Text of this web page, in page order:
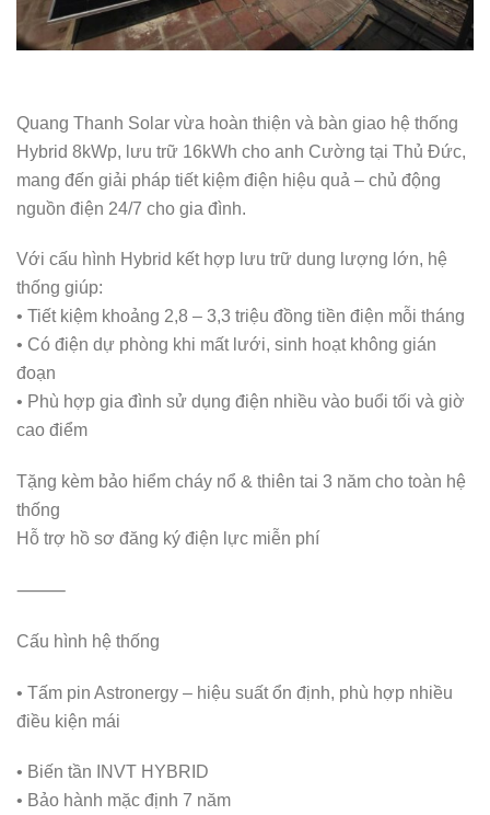
Quang Thanh Solar vừa hoàn thiện và bàn giao hệ thống
Hybrid 8kWp, lưu trữ 16kWh cho anh Cường tại Thủ Đức,
mang đến giải pháp tiết kiệm điện hiệu quả – chủ động
nguồn điện 24/7 cho gia đình.
Với cấu hình Hybrid kết hợp lưu trữ dung lượng lớn, hệ
thống giúp:
• Tiết kiệm khoảng 2,8 – 3,3 triệu đồng tiền điện mỗi tháng
• Có điện dự phòng khi mất lưới, sinh hoạt không gián
đoạn
• Phù hợp gia đình sử dụng điện nhiều vào buổi tối và giờ
cao điểm
Tặng kèm bảo hiểm cháy nổ & thiên tai 3 năm cho toàn hệ
thống
Hỗ trợ hồ sơ đăng ký điện lực miễn phí
⸻
Cấu hình hệ thống
• Tấm pin Astronergy – hiệu suất ổn định, phù hợp nhiều
điều kiện mái
• Biến tần INVT HYBRID
• Bảo hành mặc định 7 năm